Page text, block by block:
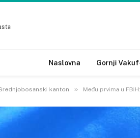
Naslovna Gornji
kanton » Među prvima u